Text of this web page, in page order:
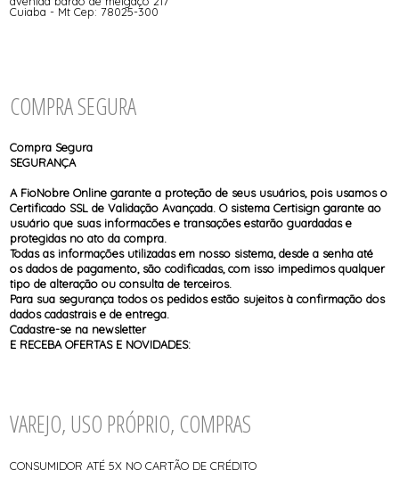
Cuiaba - Mt Cep: 78025-300
COMPRA SEGURA
Compra Segura
SEGURANÇA
A FioNobre Online garante a proteção de seus usuários, pois usamos o
Certificado SSL de Validação Avançada. O sistema Certisign garante ao
usuário que suas informacões e transações estarão guardadas e
protegidas no ato da compra.
Todas as informações utilizadas em nosso sistema, desde a senha até
os dados de pagamento, são codificadas, com isso impedimos qualquer
tipo de alteração ou consulta de terceiros.
Para sua segurança todos os pedidos estão sujeitos à confirmação dos
dados cadastrais e de entrega.
Cadastre-se na newsletter
E RECEBA OFERTAS E NOVIDADES:
VAREJO, USO PRÓPRIO, COMPRAS
CONSUMIDOR ATÉ 5X NO CARTÃO DE CRÉDITO